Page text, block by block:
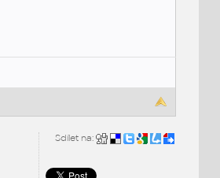
Sdílet na: